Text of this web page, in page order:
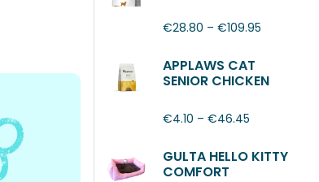
€28.80 – €109.95
APPLAWS CAT
SENIOR CHICKEN
€4.10 – €46.45
GULTA HELLO KITTY
COMFORT